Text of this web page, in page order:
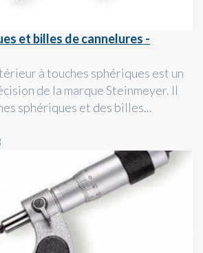
et billes de cannelures -
à touches sphériques est un
de la marque Steinmeyer. Il
sphériques et des billes...